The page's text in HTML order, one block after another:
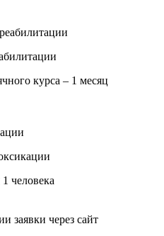
курса – 1 месяц
человека